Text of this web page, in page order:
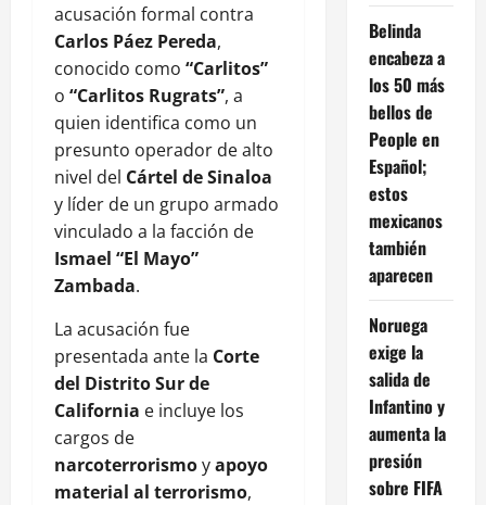
acusación formal contra
Carlos Páez Pereda,
conocido como “Carlitos”
o “Carlitos Rugrats”, a
quien identifica como un
presunto operador de alto
nivel del Cártel de Sinaloa
y líder de un grupo armado
vinculado a la facción de
Ismael “El Mayo”
Zambada.
La acusación fue
presentada ante la Corte
del Distrito Sur de
California e incluye los
cargos de
narcoterrorismoyapoyo
material al terrorismo,
Belinda
encabeza a
los 50 más
bellos de
People en
Español;
estos
mexicanos
también
aparecen
Noruega
exige la
salida de
Infantino y
aumenta la
presión
sobre FIFA